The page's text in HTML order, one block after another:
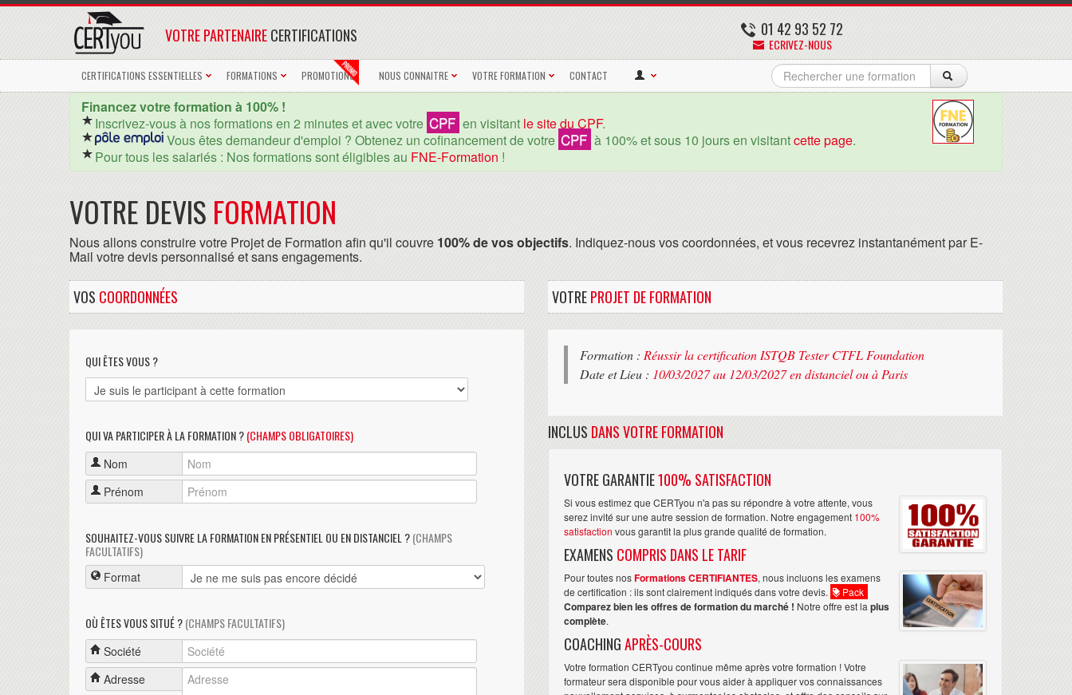
01 42 93 52 72
ECRIVEZ-NOUS
VOTRE PARTENAIRECERTIFICATIONS
CERTIFICATIONS ESSENTIELLES FORMATIONS PROMOTIONS NOUS CONNAITRE VOTRE FORMATION CONTACT
Financez votre formation à 100% !
Inscrivez-vous à nos formations en 2 minutes et avec votre CPF en visitant le site du CPF.
Vous êtes demandeur d'emploi ? Obtenez un cofinancement de votre CPF à 100% et sous 10 jours en visitantcette page.
Pour tous les salariés : Nos formations sont éligibles au FNE-Formation !
VOTRE DEVIS FORMATION
Nous allons construire votre Projet de Formation afin qu'il couvre 100% de vos objectifs. Indiquez-nous vos coordonnées, et vous recevrez instantanément par E-
Mail votre devis personnalisé et sans engagements.
VOS COORDONNÉES
QUI ÊTES VOUS ?
QUI VA PARTICIPER À LA FORMATION ?(CHAMPS OBLIGATOIRES)
Nom
Prénom
SOUHAITEZ-VOUS SUIVRE LA FORMATION EN PRÉSENTIEL OU EN DISTANCIEL ?(CHAMPS
FACULTATIFS)
Format
OÙ ÊTES VOUS SITUÉ ?(CHAMPS FACULTATIFS)
Société
Adresse
VOTREPROJET DE FORMATION
Formation : Réussir la certification ISTQB Tester CTFL Foundation
Date et Lieu : 10/03/2027 au 12/03/2027 en distanciel ou à Paris
INCLUS DANS VOTRE FORMATION
VOTRE GARANTIE100% SATISFACTION
Si vous estimez que CERTyou n'a pas su répondre à votre attente, vous
serez invité sur une autre session de formation. Notre engagement 100%
satisfaction vous garantit la plus grande qualité de formation.
EXAMENS COMPRIS DANS LE TARIF
Pour toutes nosFormations CERTIFIANTES, nous incluons les examens
de certification : ils sont clairement indiqués dans votre devis.
Pack
Comparez bien les offres de formation du marché ! Notre offre est la plus
complète.
COACHINGAPRÈS-COURS
Votre formation CERTyou continue même après votre formation ! Votre
formateur sera disponible pour vous aider à appliquer vos connaissances